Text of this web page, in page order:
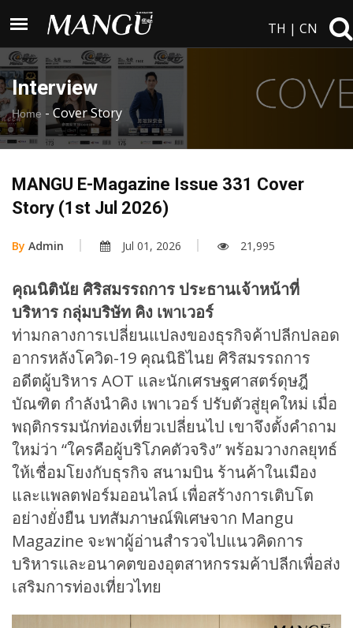
TH | CN
Interview
Home - Cover Story
MANGU E-Magazine Issue 331 Cover
Story (1st Jul 2026)
By Admin Jul 01, 2026 21,995
คุณนิตินัย ศิริสมรรถการ ประธานเจ้าหน้าที่
บริหาร กลุ่มบริษัท คิง เพาเวอร์
ท่ามกลางการเปลี่ยนแปลงของธุรกิจค้าปลีกปลอด
อากรหลังโควิด-19 คุณนิธิไนย ศิริสมรรถการ
อดีตผู้บริหาร AOT และนักเศรษฐศาสตร์ดุษฎี
บัณฑิต กำลังนำคิง เพาเวอร์ ปรับตัวสู่ยุคใหม่ เมื่อ
พฤติกรรมนักท่องเที่ยวเปลี่ยนไป เขาจึงตั้งคำถาม
ใหม่ว่า “ใครคือผู้บริโภคตัวจริง” พร้อมวางกลยุทธ์
ให้เชื่อมโยงกับธุรกิจ สนามบิน ร้านค้าในเมือง
และแพลตฟอร์มออนไลน์ เพื่อสร้างการเติบโต
อย่างยั่งยืน บทสัมภาษณ์พิเศษจาก Mangu
Magazine จะพาผู้อ่านสำรวจไปแนวคิดการ
บริหารและอนาคตของอุตสาหกรรมค้าปลีกเพื่อส่ง
เสริมการท่องเที่ยวไทย